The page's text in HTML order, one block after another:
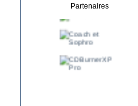
Partenaires